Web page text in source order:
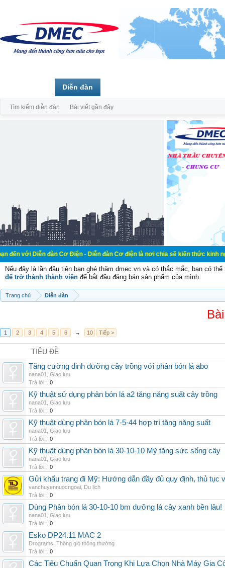
đàn Cơ Điện - Diễn đàn Cơ điện là nơi chia sẽ kiến thức kinh nghiệm
Nếu đây là lần đầu tiên bạn ghé thăm dmec.vn và có thắc mắc, bạn có
để trở thành thành viên để bắt đầu đăng bán sản phẩm của mình.
Trang chủ Diễn đàn
1 2 3 4 5 6 → 10 Tiếp >
TIÊU ĐỀ
Tăng cường dinh dưỡng cây trồng với phân bón lá abo
nana01
Giao lưu
Trả lời:
0
Kỹ thuật sử dụng phân bón lá a2 tăng năng suất cây trồng
nana01
Giao lưu
Trả lời:
0
Kỹ thuật dùng phân bón lá 7-5-44 hợp trí tăng năng suất
nana01
Giao lưu
Trả lời:
0
Kỹ thuật dùng phân bón lá 30-10-10 Mỹ tăng sức sống cây
nana01
Giao lưu
Trả lời:
0
Gửi khẩu trang đi Mỹ: Hướng dẫn đầy đủ quy định, thủ tục
vanchuyennuocngoai Du lịch
Trả lời:
0
Dùng Phân bón lá 30-10-10 bm dưỡng lá cây xanh bền lâu!
nana01
Giao lưu
Trả lời:
0
Esko DP24.11 MAC 2
Drograms Thông gió thông thường
Trả lời:
0
Các Tiêu Chuẩn Quan Trọng Khi Lựa Chọn Nhà Máy Gia
Diễn đàn
Tìm kiếm diễn đàn Bài viết gần đây